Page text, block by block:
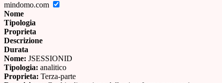
mindomo.com
Nome
Tipologia
Proprieta
Descrizione
Durata
Nome: JSESSIONID
Tipologia: analitico
Proprieta: Terza-parte